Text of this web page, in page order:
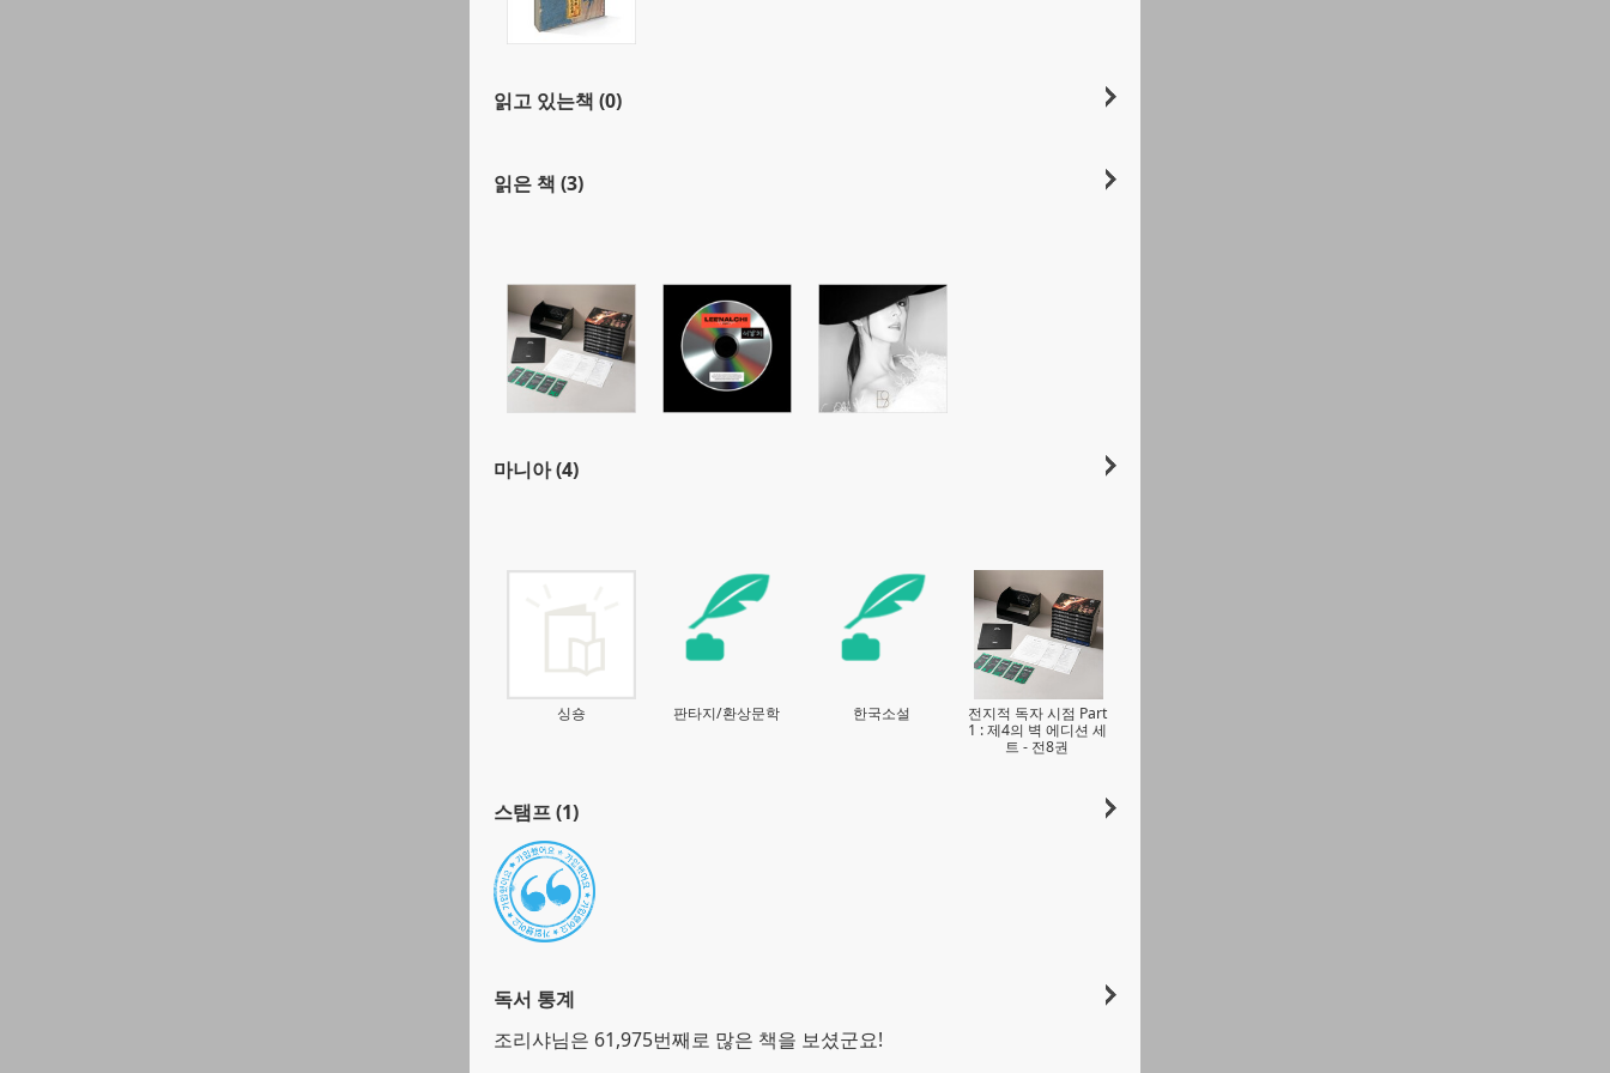
읽고 있는책 (0)
읽은 책 (3)
마니아 (4)
싱숑 판타지/환상문학 한국소설
전지적 독자 시점 Part
1 : 제4의 벽 에디션 세
트 - 전8권
스탬프 (1)
독서 통계
조리샤님은 61,975번째로 많은 책을 보셨군요!